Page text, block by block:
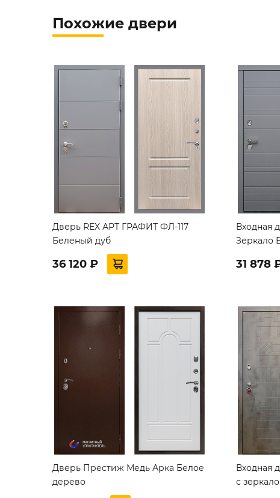
Похожие двери
Дверь REX АРТ ГРАФИТ ФЛ-117
Беленый дуб
36 120 ₽
Входная
Зеркало
31 878
Дверь Престиж Медь Арка Белое
дерево
Входная
с